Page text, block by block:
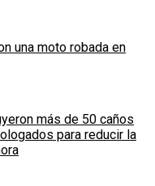
una moto robada en
más de 50 caños
para reducir la